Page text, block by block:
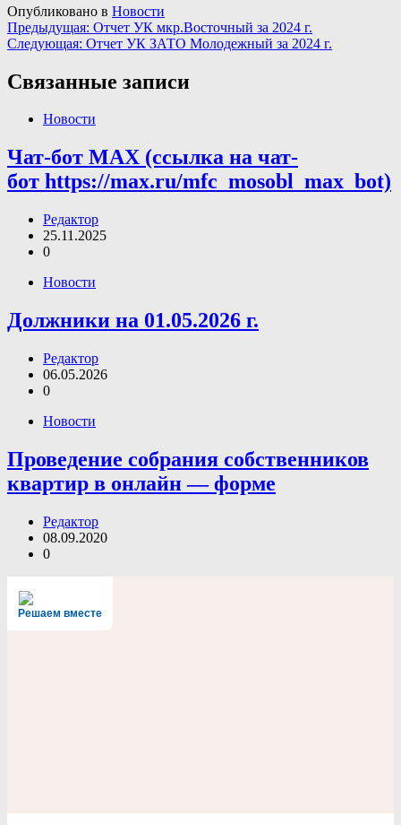
Опубликовано в Новости
Навигация
по
записям
Предыдущая: Отчет УК мкр.Восточный за 2024 г.
Следующая: Отчет УК ЗАТО Молодежный за 2024 г.
Связанные записи
Новости
Чат-бот МАХ (ссылка на чат-
бот https://max.ru/mfc_mosobl_max_bot)
Редактор
25.11.2025
0
Новости
Должники на 01.05.2026 г.
Редактор
06.05.2026
0
Новости
Проведение собрания собственников
квартир в онлайн — форме
Редактор
08.09.2020
0
Решаем вместе